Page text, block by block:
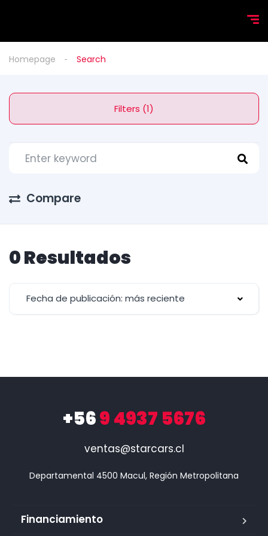
Homepage Search
Filters (1)
Compare
0 Resultados
Fecha de publicación: más reciente
+569 4937 5676
ventas@starcars.cl
Financiamiento